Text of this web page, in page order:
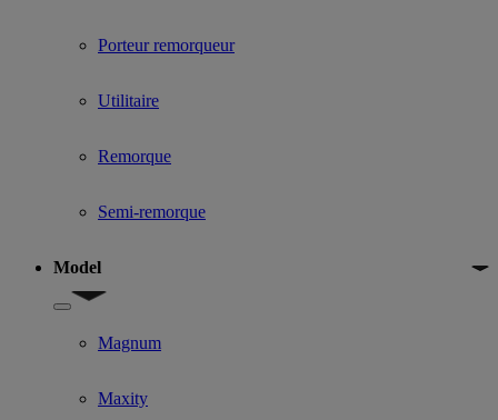
Porteur remorqueur
Utilitaire
Remorque
Semi-remorque
Model
Show submenu for Model
Magnum
Maxity